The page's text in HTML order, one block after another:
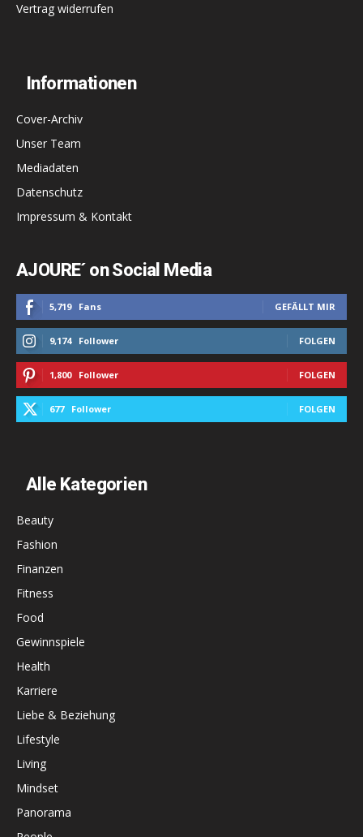
Vertrag widerrufen
Informationen
Cover-Archiv
Unser Team
Mediadaten
Datenschutz
Impressum & Kontakt
AJOURE´ on Social Media
5,719 Fans GEFÄLLT MIR
9,174 Follower FOLGEN
1,800 Follower FOLGEN
677 Follower FOLGEN
Alle Kategorien
Beauty
Fashion
Finanzen
Fitness
Food
Gewinnspiele
Health
Karriere
Liebe & Beziehung
Lifestyle
Living
Mindset
Panorama